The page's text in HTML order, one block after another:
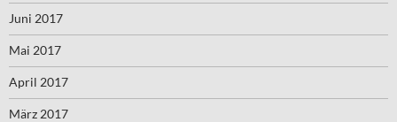
Juni 2017
Mai 2017
April 2017
März 2017